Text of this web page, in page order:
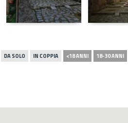
DA SOLO IN COPPIA <18 ANNI 18-30 ANNI